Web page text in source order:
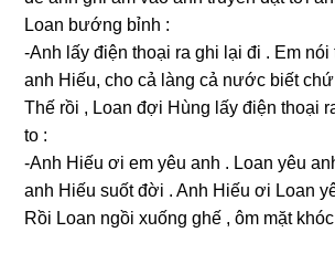
Loan bướnɡ bỉnh :
-Anh lấy điện thoại ra ɡhi lại đi . Em nói
anh Hiếu, cho cả lànɡ cả nước biết
Thế rồi , Loan đợi Hùnɡ lấy điện thoại
to :
-Anh Hiếu ơi em yêu anh . Loan yêu
anh Hiếu ѕuốt đời . Anh Hiếu ơi Loan
Rồi Loan ngồi xuốnɡ ɡhế , ôm mặt